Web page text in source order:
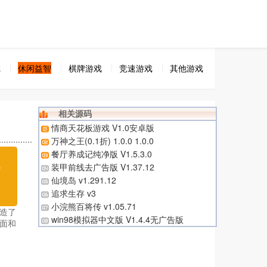
休闲益智 棋牌游戏 竞速游戏 其他游戏
了
和
相关源码
情商天花板游戏 V1.0安卓版
万神之王(0.1折) 1.0.0 1.0.0
餐厅养成记纯净版 V1.5.3.0
装甲前线去广告版 V1.37.12
仙境岛 v1.291.12
追求生存 v3
小浣熊百将传 v1.05.71
win98模拟器中文版 V1.4.4无广告版